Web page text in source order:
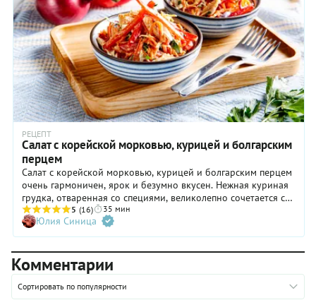
РЕЦЕПТ
Cалат с корейской морковью, курицей и болгарским
перцем
Cалат с корейской морковью, курицей и болгарским перцем
очень гармоничен, ярок и безумно вкусен. Нежная куриная
грудка, отваренная со специями, великолепно сочетается с
пряной хрустящей морковкой по-корейски, сочным сладким
перцем и пикантным маринованным луком. Морковка по-
корейски заслуживает отдельных дифирамбов. Мало того,
что она самодостаточна и всеми любима, так еще она
прекрасно работает в самых разных салатах — от овощных
до мясных. Этим стоит активно пользоваться. Морковку для
салата вы можете купить готовую в магазине или сделать
5 (16) 35 мин
Юлия Синица
Комментарии
Сортировать по популярности